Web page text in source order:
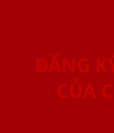
ĐĂNG
CỦA